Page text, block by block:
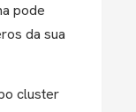
pode
da sua
cluster